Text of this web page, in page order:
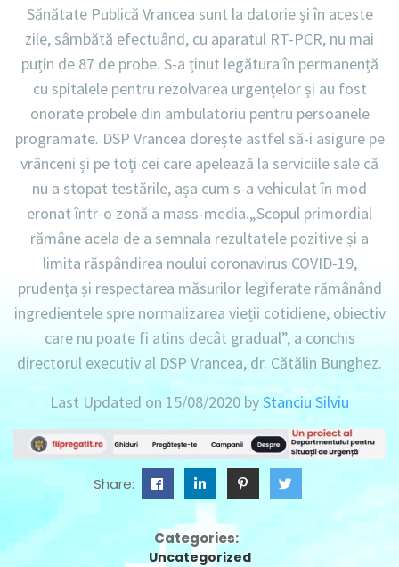
Sănătate Publică Vrancea sunt la datorie și în aceste
zile, sâmbătă efectuând, cu aparatul RT-PCR, nu mai
puțin de 87 de probe. S-a ținut legătura în permanență
cu spitalele pentru rezolvarea urgențelor și au fost
onorate probele din ambulatoriu pentru persoanele
programate. DSP Vrancea dorește astfel să-i asigure pe
vrânceni și pe toți cei care apelează la serviciile sale că
nu a stopat testările, așa cum s-a vehiculat în mod
eronat într-o zonă a mass-media.„Scopul primordial
rămâne acela de a semnala rezultatele pozitive și a
limita răspândirea noului coronavirus COVID-19,
prudența și respectarea măsurilor legiferate rămânând
ingredientele spre normalizarea vieții cotidiene, obiectiv
care nu poate fi atins decât gradual”,a conchis
directorul executiv al DSP Vrancea, dr. Cătălin Bunghez.
Last Updated on 15/08/2020 byStanciu Silviu
Share:
Categories:
Uncategorized